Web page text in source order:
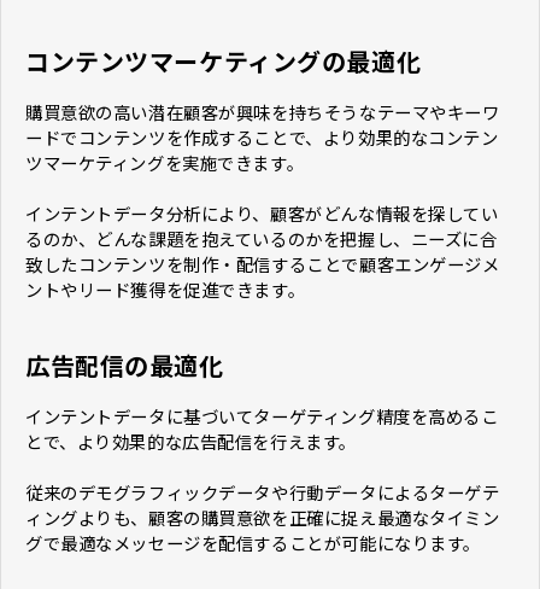
コンテンツマーケティングの最適化
購買意欲の高い潜在顧客が興味を持ちそうなテーマやキーワ
ードでコンテンツを作成することで、より効果的なコンテン
ツマーケティングを実施できます。
インテントデータ分析により、顧客がどんな情報を探してい
るのか、どんな課題を抱えているのかを把握し、ニーズに合
致したコンテンツを制作・配信することで顧客エンゲージメ
ントやリード獲得を促進できます。
広告配信の最適化
インテントデータに基づいてターゲティング精度を高めるこ
とで、より効果的な広告配信を行えます。
従来のデモグラフィックデータや行動データによるターゲテ
ィングよりも、顧客の購買意欲を正確に捉え最適なタイミン
グで最適なメッセージを配信することが可能になります。